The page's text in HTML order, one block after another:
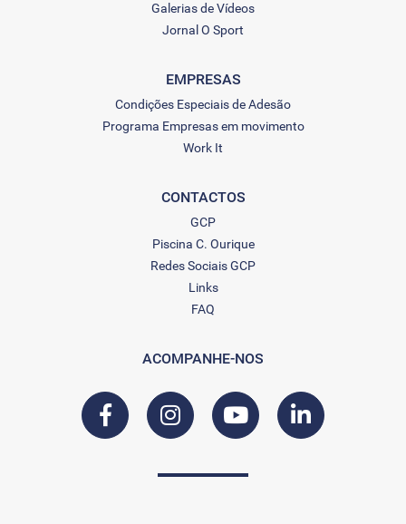
Galerias de Vídeos
Jornal O Sport
EMPRESAS
Condições Especiais de Adesão
Programa Empresas em movimento
Work It
CONTACTOS
GCP
Piscina C. Ourique
Redes Sociais GCP
Links
FAQ
ACOMPANHE-NOS